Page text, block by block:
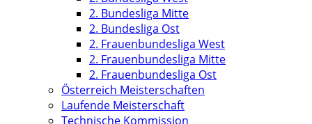
2. Bundesliga Mitte
2. Bundesliga Ost
2. Frauenbundesliga West
2. Frauenbundesliga Mitte
2. Frauenbundesliga Ost
Österreich Meisterschaften
Laufende Meisterschaft
Technische Kommission